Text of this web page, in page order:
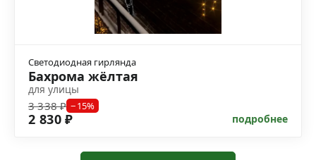
Светодиодная гирлянда
Бахрома жёлтая
для улицы
3 338 ₽ −15%
2 830 ₽ подробнее